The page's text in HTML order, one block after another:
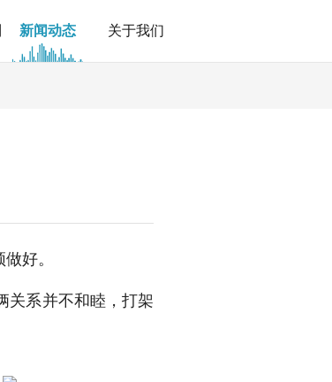
新闻动态 关于我们
好。
关系并不和睦，打架